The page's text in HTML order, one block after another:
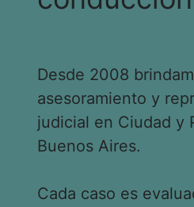
Desde 2008
asesoramiento y
judicial en Ciudad y
Buenos Aires.
Cada caso es